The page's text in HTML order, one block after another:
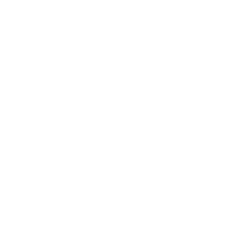
servis nudi rješenja